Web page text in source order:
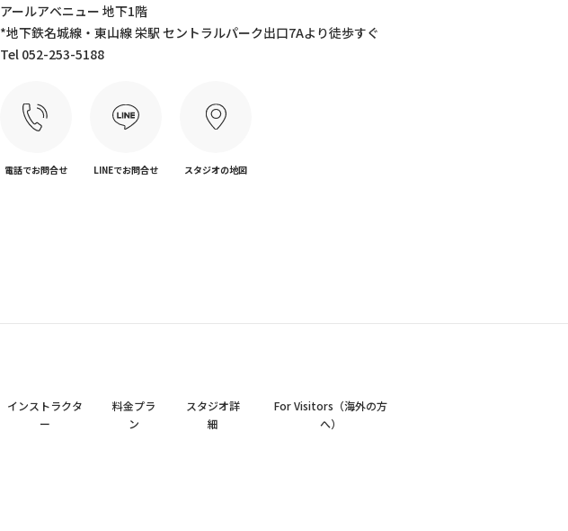
アールアベニュー 地下1階
*地下鉄名城線・東山線 栄駅 セントラルパーク出口7Aより徒歩すぐ
Tel 052-253-5188
電話でお問合せ LINEでお問合せ スタジオの地図
インストラクタ
ー
料金プラ
ン
スタジオ詳
細
For Visitors（海外の方
へ）